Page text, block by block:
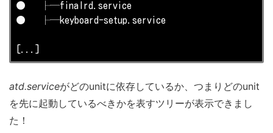
●   ├─finalrd.service
●   ├─keyboard-setup.service
atd.serviceがどのunitに依存しているか、つまりどのunit
を先に起動しているべきかを表すツリーが表示できまし
た！